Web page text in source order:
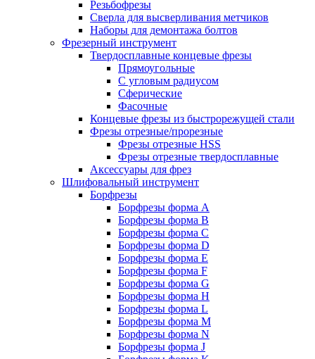
Резьбофрезы
Сверла для высверливания метчиков
Наборы для демонтажа болтов
Фрезерный инструмент
Твердосплавные концевые фрезы
Прямоугольные
С угловым радиусом
Сферические
Фасочные
Концевые фрезы из быстрорежущей стали
Фрезы отрезные/прорезные
Фрезы отрезные HSS
Фрезы отрезные твердосплавные
Аксессуары для фрез
Шлифовальный инструмент
Борфрезы
Борфрезы форма A
Борфрезы форма B
Борфрезы форма C
Борфрезы форма D
Борфрезы форма E
Борфрезы форма F
Борфрезы форма G
Борфрезы форма H
Борфрезы форма L
Борфрезы форма M
Борфрезы форма N
Борфрезы форма J